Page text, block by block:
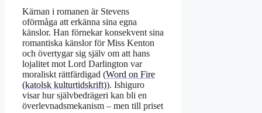
Kärnan i romanen är Stevens
oförmåga att erkänna sina egna
känslor. Han förnekar konsekvent sina
romantiska känslor för Miss Kenton
och övertygar sig själv om att hans
lojalitet mot Lord Darlington var
moraliskt rättfärdigad (Word on Fire
(katolsk kulturtidskrift)). Ishiguro
visar hur självbedrägeri kan bli en
överlevnadsmekanism – men till priset